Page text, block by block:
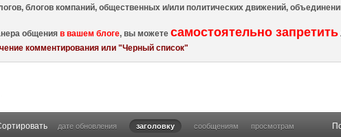
блогов компаний, общественных и/или политических движений,
общенияв вашем блоге, вы можетесамостоятельно запретить
комментирования или "Черный список"
дате обновления заголовку сообщениям просмотрам